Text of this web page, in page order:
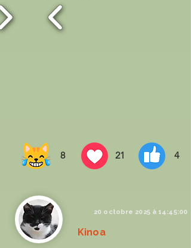
8 21 4
Kinoa
20 octobre 2025 à 14:45:00